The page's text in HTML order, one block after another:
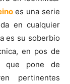
es una serie
en cualquier
es su soberbio
en pos de
que pone de
pertinentes